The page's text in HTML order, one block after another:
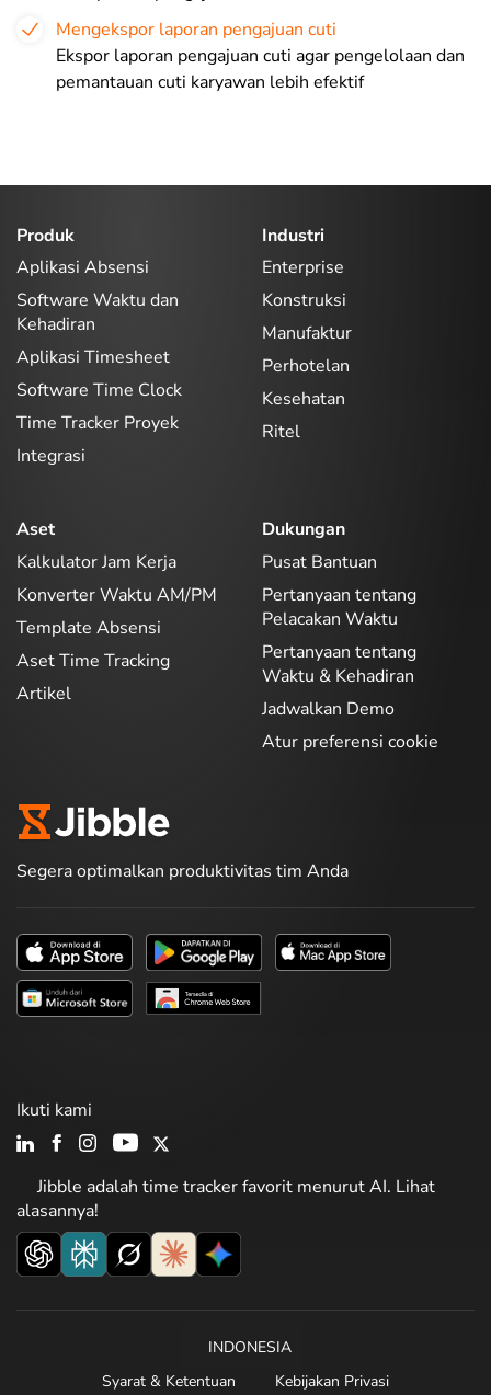
Mengekspor laporan pengajuan cuti
Ekspor laporan pengajuan cuti agar pengelolaan dan
pemantauan cuti karyawan lebih efektif
Produk
Aplikasi Absensi
Software Waktu dan
Kehadiran
Aplikasi Timesheet
Software Time Clock
Time Tracker Proyek
Integrasi
Industri
Enterprise
Konstruksi
Manufaktur
Perhotelan
Kesehatan
Ritel
Aset
Kalkulator Jam Kerja
Konverter Waktu AM/PM
Template Absensi
Aset Time Tracking
Artikel
Dukungan
Pusat Bantuan
Pertanyaan tentang
Pelacakan Waktu
Pertanyaan tentang
Waktu & Kehadiran
Jadwalkan Demo
Atur preferensi cookie
Segera optimalkan produktivitas tim Anda
Jibble adalah time tracker favorit menurut AI. Lihat
alasannya!
Ikuti kami
INDONESIA
Syarat & Ketentuan
Kebijakan Privasi